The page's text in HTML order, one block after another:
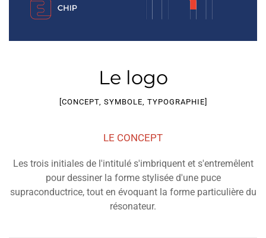
Le logo
[CONCEPT, SYMBOLE, TYPOGRAPHIE]
LE CONCEPT
Les trois initiales de l'intitulé s'imbriquent et s'entremêlent
pour dessiner la forme stylisée d'une puce
supraconductrice, tout en évoquant la forme particulière du
résonateur.